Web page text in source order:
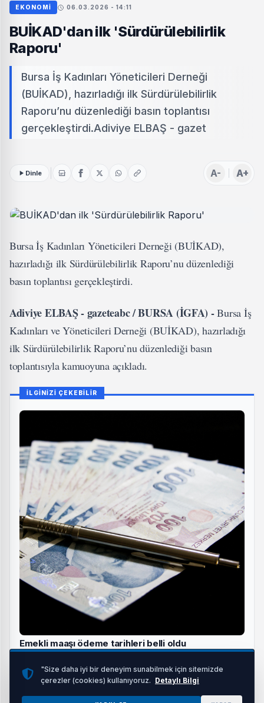
EKONOMI 06.03.2026 - 14:11
BUİKAD'dan ilk 'Sürdürülebilirlik
Raporu'
Bursa İş Kadınları Yöneticileri Derneği
(BUİKAD), hazırladığı ilk Sürdürülebilirlik
Raporu’nu düzenlediği basın toplantısı
gerçekleştirdi.Adiviye ELBAŞ - gazet
Dinle A- A+
Bursa İş Kadınları Yöneticileri Derneği (BUİKAD),
hazırladığı ilk Sürdürülebilirlik Raporu’nu düzenlediği
basın toplantısı gerçekleştirdi.
Adiviye ELBAŞ - gazeteabc / BURSA (İGFA) -Bursa İş
Kadınları ve Yöneticileri Derneği (BUİKAD), hazırladığı
ilk Sürdürülebilirlik Raporu’nu düzenlediği basın
toplantısıyla kamuoyuna açıkladı.
İLGİNİZİ ÇEKEBİLİR
Emekli maaşı ödeme tarihleri belli oldu
"Size daha iyi bir deneyim sunabilmek için sitemizde
çerezler (cookies) kullanıyoruz. Detaylı Bilgi